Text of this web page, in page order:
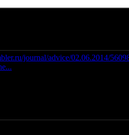
journal/advice/02.06.2014/